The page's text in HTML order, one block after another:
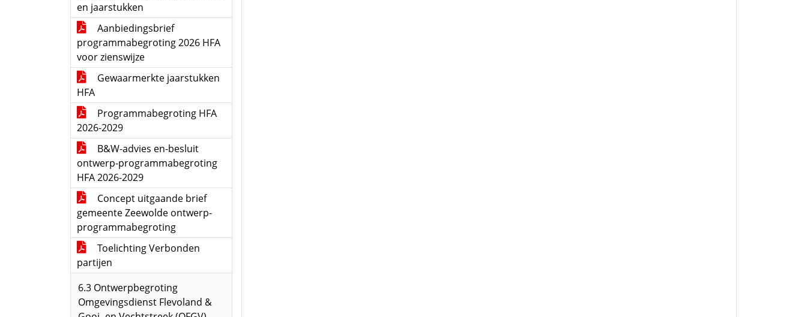
en jaarstukken
Aanbiedingsbrief
programmabegroting 2026 HFA
voor zienswijze
Gewaarmerkte jaarstukken
HFA
Programmabegroting HFA
2026-2029
B&W-advies en-besluit
ontwerp-programmabegroting
HFA 2026-2029
Concept uitgaande brief
gemeente Zeewolde ontwerp-
programmabegroting
Toelichting Verbonden
partijen
6.3 Ontwerpbegroting
Omgevingsdienst Flevoland &